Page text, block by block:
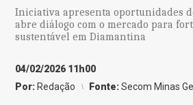
Iniciativa apresenta oportunidades
abre diálogo com o mercado para
sustentável em Diamantina
04/02/2026 11h00
Por: Redação Fonte:Secom Minas